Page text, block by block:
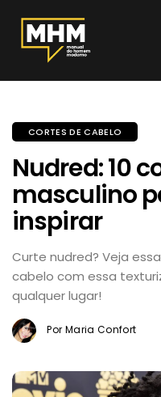
CORTES DE CABELO
Nudred: 10
masculino
inspirar
Curte nudred? Veja
cabelo com essa
qualquer lugar!
Por Maria Confort